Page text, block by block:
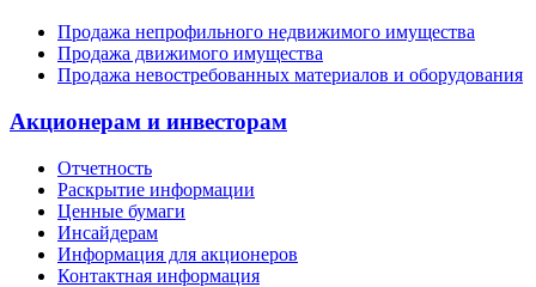
Продажа непрофильного недвижимого имущества
Продажа движимого имущества
Продажа невостребованных материалов и оборудования
Акционерам и инвесторам
Отчетность
Раскрытие информации
Ценные бумаги
Инсайдерам
Информация для акционеров
Контактная информация